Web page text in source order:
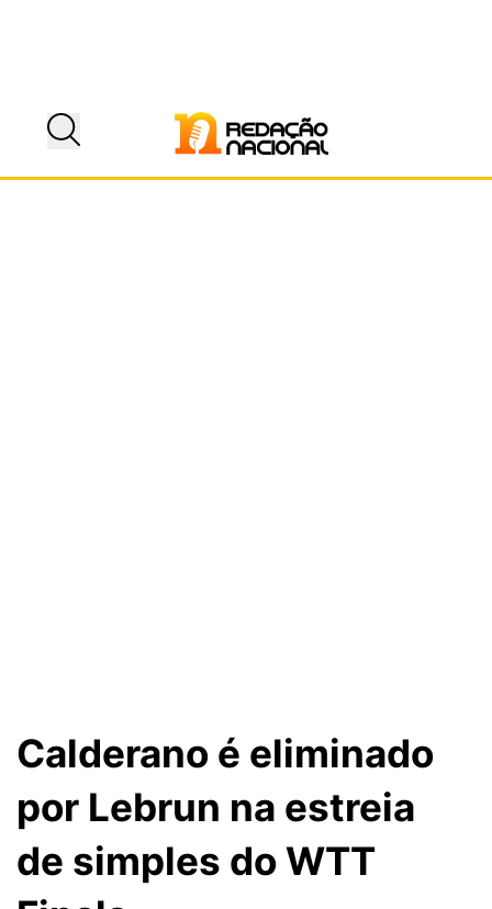
Calderano é eliminado
por Lebrun na estreia
de simples do WTT